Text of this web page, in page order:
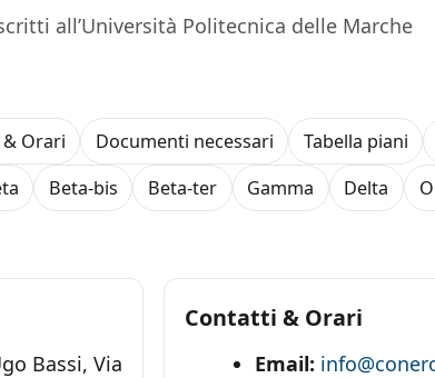
all’Università Politecnica delle Marche
Orari Documenti necessari Tabella piani
Beta-bis Beta-ter Gamma Delta
Bassi, Via
Contatti & Orari
Email: